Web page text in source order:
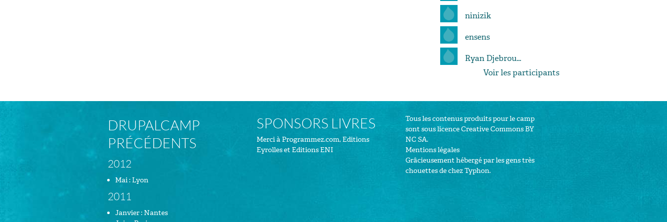
ninizik
ensens
Ryan Djebrou...
Voir les participants
DRUPALCAMP
PRÉCÉDENTS
2012
Mai : Lyon
2011
Janvier : Nantes
SPONSORS LIVRES
Merci àProgrammez.com,Editions
EyrollesetEditions ENI
Tous les contenus produits pour le camp
sont souslicence Creative Commons BY
NC SA.
Mentions légales
Grâcieusement hébergé par les gens très
chouettes de chezTyphon.